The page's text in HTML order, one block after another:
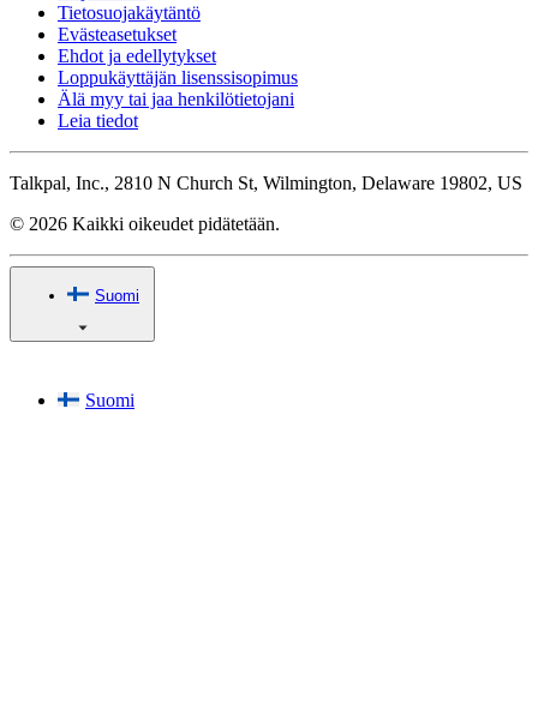
Tietosuojakäytäntö
Evästeasetukset
Ehdot ja edellytykset
Loppukäyttäjän lisenssisopimus
Älä myy tai jaa henkilötietojani
Leia tiedot
Talkpal, Inc., 2810 N Church St, Wilmington, Delaware 19802, US
© 2026 Kaikki oikeudet pidätetään.
Suomi
Suomi